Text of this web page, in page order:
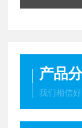
9 .排气阀片损
产品
我们相信